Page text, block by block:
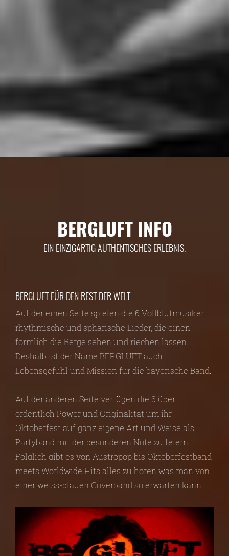
BERGLUFT INFO
EIN EINZIGARTIG AUTHENTISCHES ERLEBNIS.
BERGLUFT FÜR DEN REST DER WELT
Auf der einen Seite spielen die 6 Vollblutmusiker
rhythmische und sphärische Lieder, die einen
förmlich die Berge sehen und riechen lassen.
Deshalb ist der Name BERGLUFT auch
Lebensgefühl und Mission für die bayerische Band.
Auf der anderen Seite verfügen die 6 über
ordentlich Power und Originalität um ihr
Oktoberfest auf ganz eigene Art und Weise als
Partyband mit der besonderen Note zu feiern.
Folglich gibt es von Austropop bis Oktoberfestband
meets Worldwide Hits alles zu hören was man von
einer weiss-blauen Coverband so erwarten kann.